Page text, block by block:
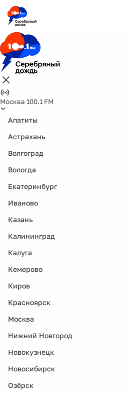
Москва 100.1 FM
Апатиты
Астрахань
Волгоград
Вологда
Екатеринбург
Иваново
Казань
Калининград
Калуга
Кемерово
Киров
Красноярск
Москва
Нижний Новгород
Новокузнецк
Новосибирск
Озёрск